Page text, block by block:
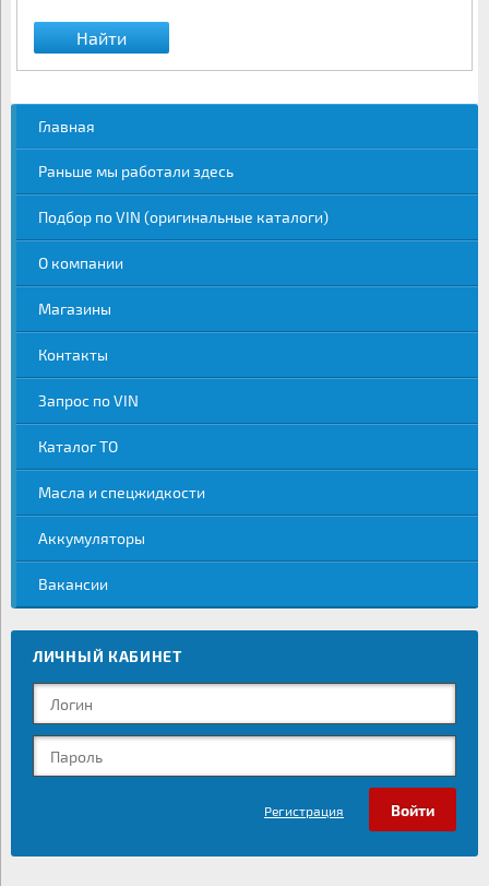
Найти
Главная
Раньше мы работали здесь
Подбор по VIN (оригинальные каталоги)
О компании
Магазины
Контакты
Запрос по VIN
Каталог ТО
Масла и спецжидкости
Аккумуляторы
Вакансии
ЛИЧНЫЙ КАБИНЕТ
Регистрация